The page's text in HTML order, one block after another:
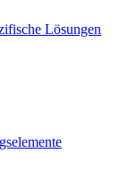
Lösungen